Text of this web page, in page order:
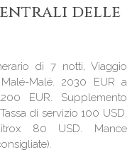
delle
di 7 notti, Viaggio
Malé. 2030 EUR a
EUR. Supplemento
di servizio 100 USD.
80 USD. Mance